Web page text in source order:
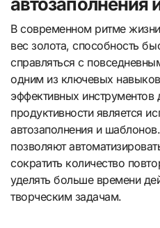
В современном ритме жизни, где каждая минута на
вес золота, способность
справляться с
одним из ключевых
эффективных
продуктивности является
автозаполнения и
позволяют
сократить количество
уделять больше времени
творческим задачам.